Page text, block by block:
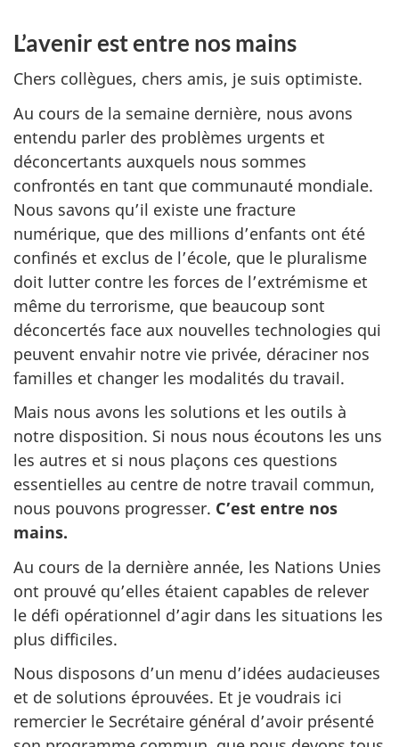
L’avenir est entre nos mains
Chers collègues, chers amis, je suis optimiste.
Au cours de la semaine dernière, nous avons
entendu parler des problèmes urgents et
déconcertants auxquels nous sommes
confrontés en tant que communauté mondiale.
Nous savons qu’il existe une fracture
numérique, que des millions d’enfants ont été
confinés et exclus de l’école, que le pluralisme
doit lutter contre les forces de l’extrémisme et
même du terrorisme, que beaucoup sont
déconcertés face aux nouvelles technologies qui
peuvent envahir notre vie privée, déraciner nos
familles et changer les modalités du travail.
Mais nous avons les solutions et les outils à
notre disposition. Si nous nous écoutons les uns
les autres et si nous plaçons ces questions
essentielles au centre de notre travail commun,
nous pouvons progresser. C’est entre nos
mains.
Au cours de la dernière année, les Nations Unies
ont prouvé qu’elles étaient capables de relever
le défi opérationnel d’agir dans les situations les
plus difficiles.
Nous disposons d’un menu d’idées audacieuses
et de solutions éprouvées. Et je voudrais ici
remercier le Secrétaire général d’avoir présenté